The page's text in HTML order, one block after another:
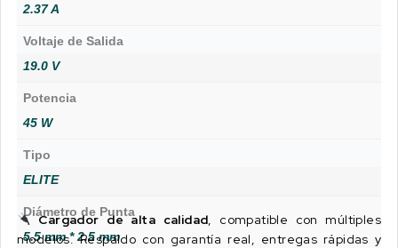
2.37 A
Voltaje de Salida
19.0 V
Potencia
45 W
Tipo
ELITE
Diámetro de Punta
5.5 mm * 2.5 mm
Cargador de alta calidad, compatible con múltiples
modelos. Respaldo con garantía real, entregas rápidas y